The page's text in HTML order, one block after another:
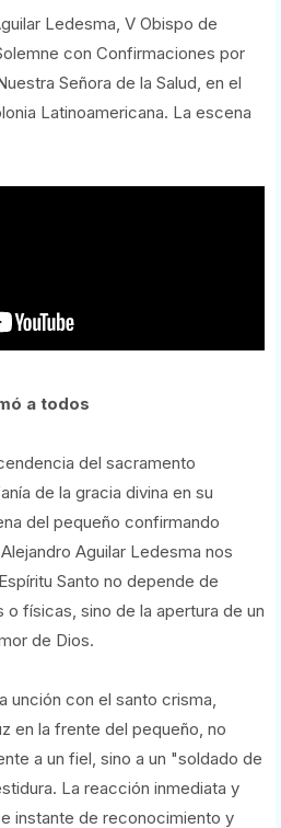
Ledesma, V Obispo de
con Confirmaciones por
Señora de la Salud, en el
Latinoamericana. La escena
a todos
del sacramento
de la gracia divina en su
del pequeño confirmando
Aguilar Ledesma nos
Santo no depende de
físicas, sino de la apertura de un
de Dios.
unción con el santo crisma,
en la frente del pequeño, no
a un fiel, sino a un "soldado de
La reacción inmediata y
instante de reconocimiento y